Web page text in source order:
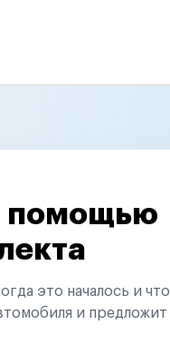
помощью
это началось и что
и предложит